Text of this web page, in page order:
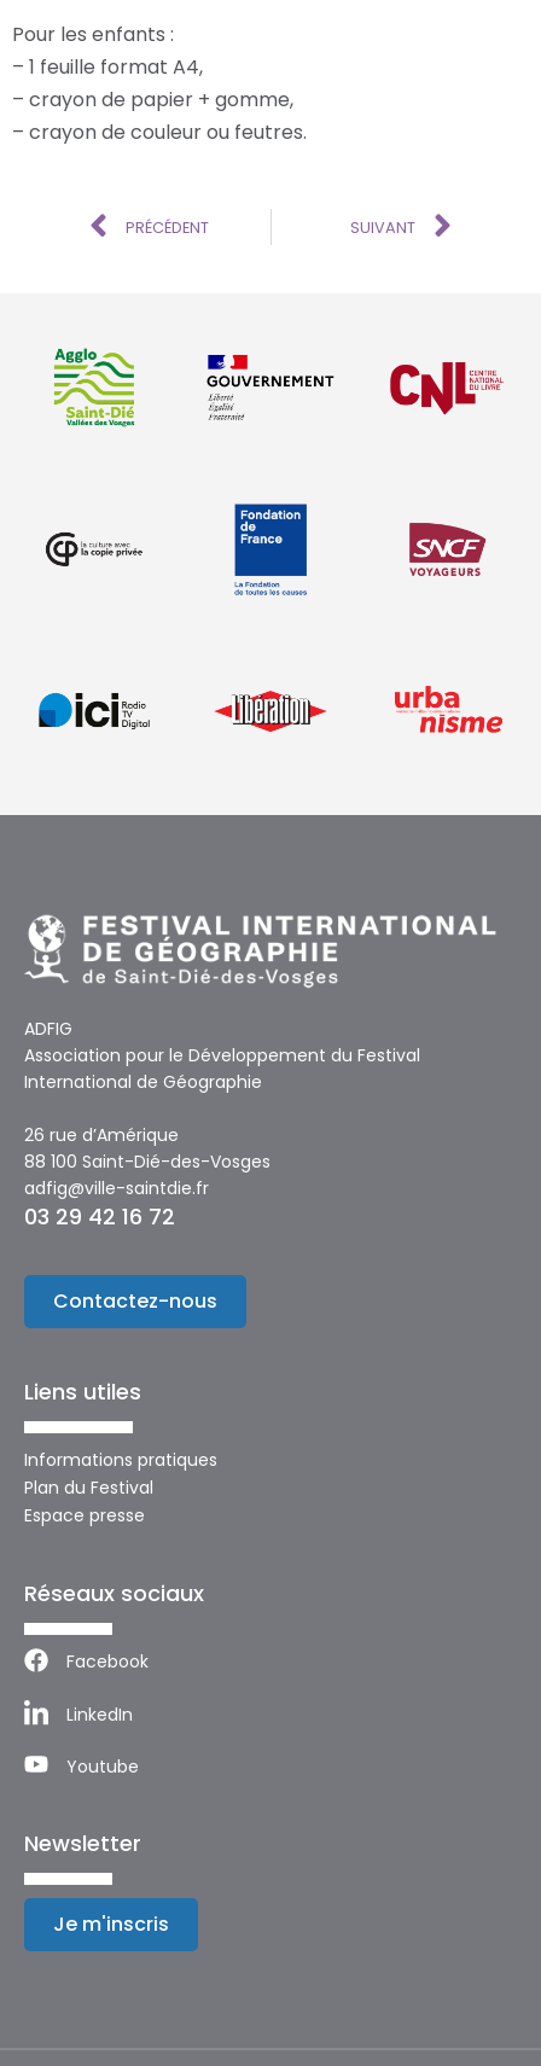
Pour les enfants :
– 1 feuille format A4,
– crayon de papier + gomme,
– crayon de couleur ou feutres.
PRÉCÉDENT SUIVANT
ADFIG
Association pour le Développement du Festival
International de Géographie
26 rue d’Amérique
88 100 Saint-Dié-des-Vosges
adfig@ville-saintdie.fr
03 29 42 16 72
Contactez-nous
Liens utiles
Informations pratiques
Plan du Festival
Espace presse
Réseaux sociaux
Facebook
LinkedIn
Youtube
Newsletter
Je m'inscris